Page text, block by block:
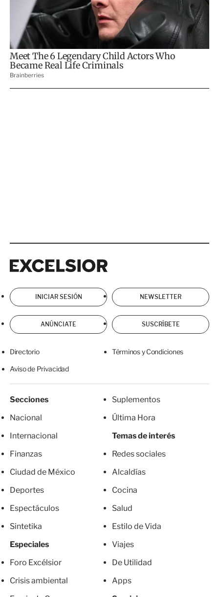
INICIAR SESIÓN NEWSLETTER
ANÚNCIATE SUSCRÍBETE
Directorio Términos y Condiciones
Aviso de Privacidad
Secciones
Nacional
Internacional
Finanzas
Ciudad de México
Deportes
Espectáculos
Sintetika
Especiales
Foro Excélsior
Crisis ambiental
Suplementos
Última Hora
Temas de interés
Redes sociales
Alcaldías
Cocina
Salud
Estilo de Vida
Viajes
De Utilidad
Apps